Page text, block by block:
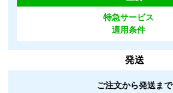
特急サービス
適用条件
発送
ご注文から発送まで